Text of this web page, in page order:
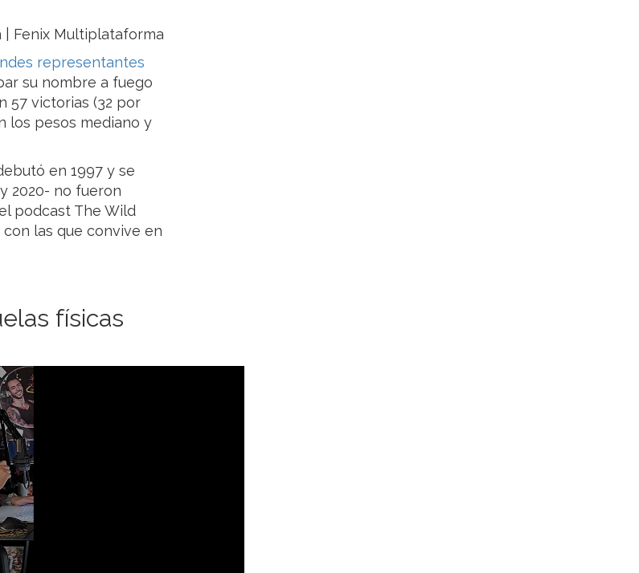
| Fenix Multiplataforma
representantes
su nombre a fuego
57 victorias (32 por
los pesos mediano y
en 1997 y se
2020- no fueron
podcast The Wild
las que convive en
físicas